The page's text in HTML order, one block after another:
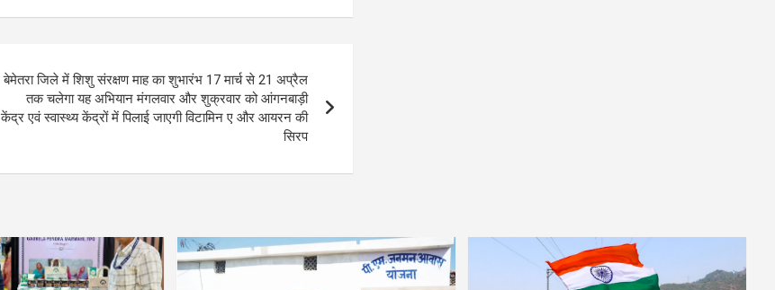
बेमेतरा जिले में शिशु संरक्षण माह का शुभारंभ 17 मार्च से 21 अप्रैल
तक चलेगा यह अभियान मंगलवार और शुक्रवार को आंगनबाड़ी
केंद्र एवं स्वास्थ्य केंद्रों में पिलाई जाएगी विटामिन ए और आयरन की
सिरप